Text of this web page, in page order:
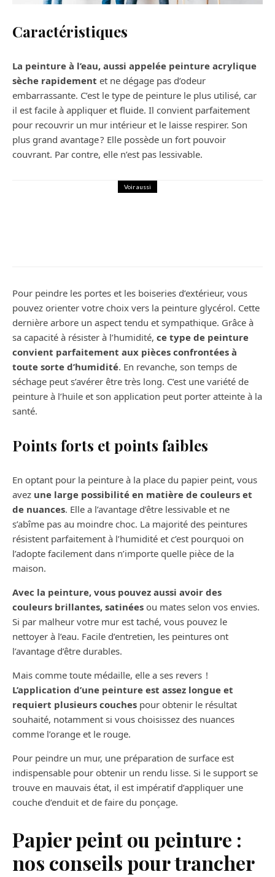
Caractéristiques
La peinture à l’eau, aussi appelée peinture acrylique
sèche rapidement et ne dégage pas d’odeur
embarrassante. C’est le type de peinture le plus utilisé, car
il est facile à appliquer et fluide. Il convient parfaitement
pour recouvrir un mur intérieur et le laisse respirer. Son
plus grand avantage ? Elle possède un fort pouvoir
couvrant. Par contre, elle n’est pas lessivable.
Voir aussi
Pour peindre les portes et les boiseries d’extérieur, vous
pouvez orienter votre choix vers la peinture glycérol. Cette
dernière arbore un aspect tendu et sympathique. Grâce à
sa capacité à résister à l’humidité, ce type de peinture
convient parfaitement aux pièces confrontées à
toute sorte d’humidité. En revanche, son temps de
séchage peut s’avérer être très long. C’est une variété de
peinture à l’huile et son application peut porter atteinte à la
santé.
Points forts et points faibles
En optant pour la peinture à la place du papier peint, vous
avez une large possibilité en matière de couleurs et
de nuances. Elle a l’avantage d’être lessivable et ne
s’abîme pas au moindre choc. La majorité des peintures
résistent parfaitement à l’humidité et c’est pourquoi on
l’adopte facilement dans n’importe quelle pièce de la
maison.
Avec la peinture, vous pouvez aussi avoir des
couleurs brillantes, satinées ou mates selon vos envies.
Si par malheur votre mur est taché, vous pouvez le
nettoyer à l’eau. Facile d’entretien, les peintures ont
l’avantage d’être durables.
Mais comme toute médaille, elle a ses revers !
L’application d’une peinture est assez longue et
requiert plusieurs couches pour obtenir le résultat
souhaité, notamment si vous choisissez des nuances
comme l’orange et le rouge.
Pour peindre un mur, une préparation de surface est
indispensable pour obtenir un rendu lisse. Si le support se
trouve en mauvais état, il est impératif d’appliquer une
couche d’enduit et de faire du ponçage.
Papier peint ou peinture :
nos conseils pour trancher